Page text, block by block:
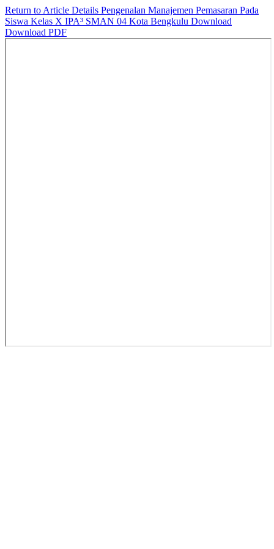
Return to Article Details Pengenalan Manajemen Pemasaran Pada
Siswa Kelas X IPA³ SMAN 04 Kota Bengkulu Download
Download PDF